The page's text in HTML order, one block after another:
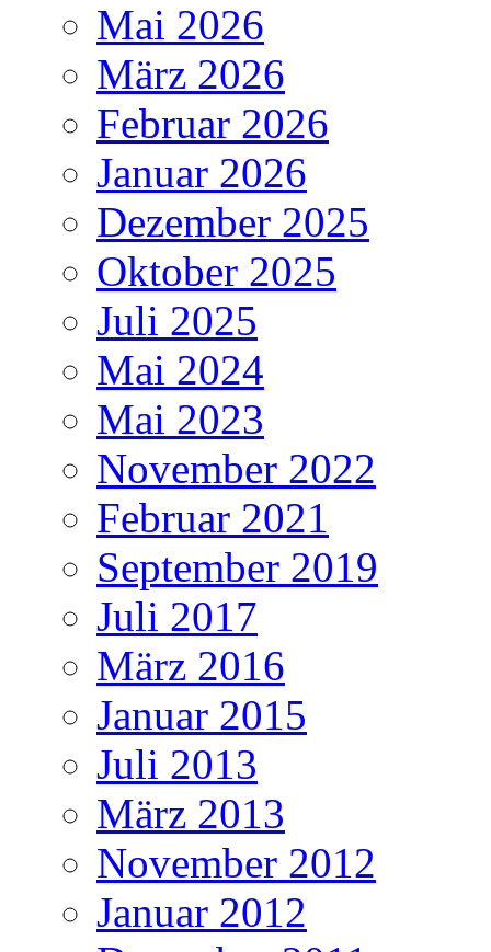
Mai 2026
März 2026
Februar 2026
Januar 2026
Dezember 2025
Oktober 2025
Juli 2025
Mai 2024
Mai 2023
November 2022
Februar 2021
September 2019
Juli 2017
März 2016
Januar 2015
Juli 2013
März 2013
November 2012
Januar 2012